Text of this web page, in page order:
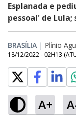
Esplanada e
pessoal' de Lula;
BRASÍLIA | Plínio
18/12/2022 - 02H13
A+